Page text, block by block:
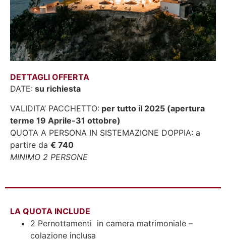
DETTAGLI OFFERTA
DATE: su richiesta
VALIDITA’ PACCHETTO: per tutto il 2025 (apertura
terme 19 Aprile-31 ottobre)
QUOTA A PERSONA IN SISTEMAZIONE DOPPIA: a
partire da € 740
MINIMO 2 PERSONE
LA QUOTA INCLUDE
2 Pernottamenti in camera matrimoniale –
colazione inclusa